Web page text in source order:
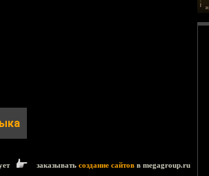
заказывать создание сайтов в megagroup.ru